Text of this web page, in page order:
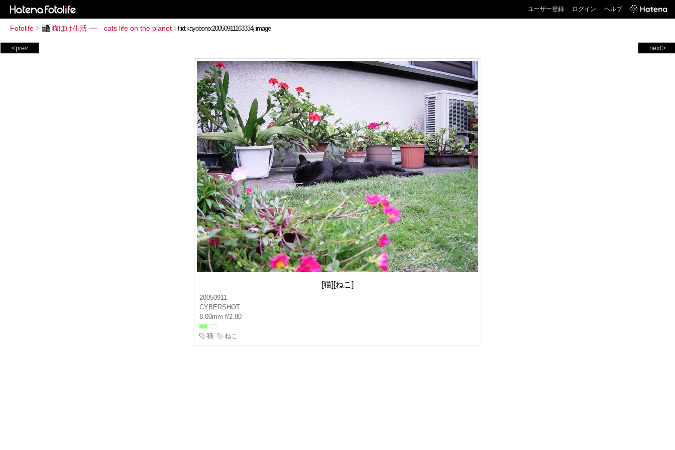
ユーザー登録 ログイン ヘルプ
Fotolife > 猫ぼけ生活 ~~ cats life on the planet >
next>
<prev
[猫][ねこ]
20050911
CYBERSHOT
8.00mm f/2.80
猫 ねこ